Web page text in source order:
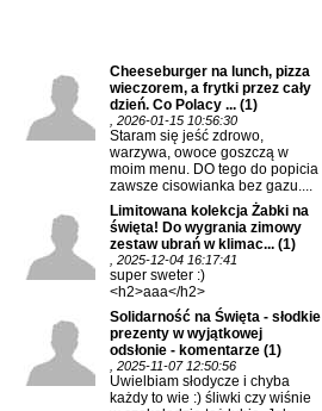
Cheeseburger na lunch, pizza
wieczorem, a frytki przez cały
dzień. Co Polacy ... (1)
, 2026-01-15 10:56:30
Staram się jeść zdrowo,
warzywa, owoce goszczą w
moim menu. DO tego do popicia
zawsze cisowianka bez gazu....
Limitowana kolekcja Żabki na
święta! Do wygrania zimowy
zestaw ubrań w klimac... (1)
, 2025-12-04 16:17:41
super sweter :)
<h2>aaa</h2>
Solidarność na Święta - słodkie
prezenty w wyjątkowej
odsłonie - komentarze (1)
, 2025-11-07 12:50:56
Uwielbiam słodycze i chyba
każdy to wie :) śliwki czy wiśnie